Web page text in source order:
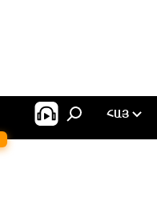
ՀԱՅ